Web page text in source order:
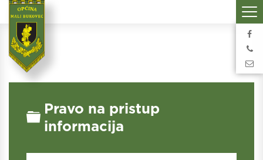
Folder
Pravo na pristup
informacija